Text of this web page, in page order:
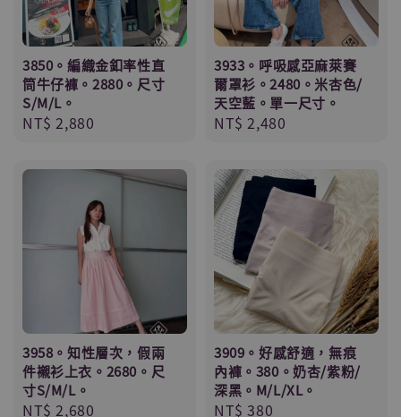
3850。編織金釦率性直
筒牛仔褲。2880。尺寸
S/M/L。
Regular
NT$ 2,880
3933。呼吸感亞麻萊賽
爾罩衫。2480。米杏色/
天空藍。單一尺寸。
Regular
NT$ 2,480
3958。知性層次，假兩
件襯衫上衣。2680。尺
寸S/M/L。
Regular
NT$ 2,680
3909。好感舒適，無痕
內褲。380。奶杏/紫粉/
深黑。M/L/XL。
Regular
NT$ 380